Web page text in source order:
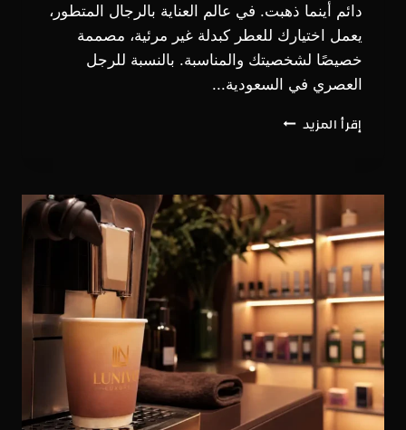
دائم أينما ذهبت. في عالم العناية بالرجال المتطور،
يعمل اختيارك للعطر كبدلة غير مرئية، مصممة
خصيصًا لشخصيتك والمناسبة. بالنسبة للرجل
العصري في السعودية...
إقرأ المزيد عطر
لبناء
خزانة
عطور
متكاملة
لعام
2026